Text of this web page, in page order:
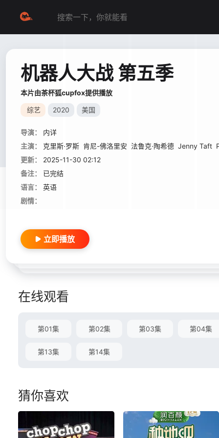
机器人大战 第五季
本片由茶杯狐cupfox提供播放
综艺 2020 美国
导演：
内详
主演：
克里斯·罗斯 肯尼-佛洛里安 法鲁克·陶希德 Jenny Taft
更新：
2025-11-30 02:12
备注：
已完结
语言：
英语
剧情：
立即播放
在线观看
第01集 第02集 第03集 第04集
第13集 第14集
猜你喜欢